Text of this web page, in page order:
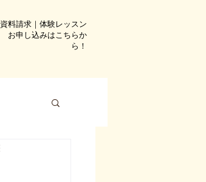
資料請求｜体験レッスン
お申し込みはこちらか
ら！​